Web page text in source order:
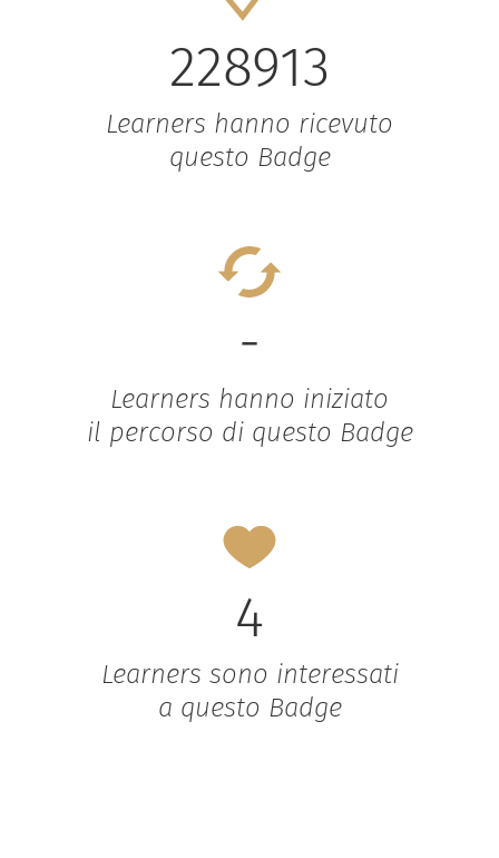
228913
Learners hanno ricevuto
questo Badge
-
Learners hanno iniziato
il percorso di questo Badge
4
Learners sono interessati
a questo Badge